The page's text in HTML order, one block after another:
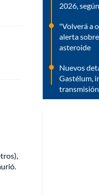
2026,
"Volverá a
alerta
asteroide
Nuevos
Gastélum,